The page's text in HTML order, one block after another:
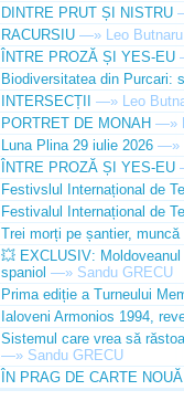
DINTRE PRUT ȘI NISTRU
RACURSIU —» Leo Butnaru
ÎNTRE PROZĂ ȘI YES-EU
Biodiversitatea din Purcari:
INTERSECȚII —» Leo
PORTRET DE MONAH —»
Luna Plina 29 iulie 2026 —»
ÎNTRE PROZĂ ȘI YES-EU
Festivslul Internațional de
Festivalul Internațional de
Trei morți pe șantier, muncă
💥 EXCLUSIV:
spaniol —» Sandu GRECU
Prima ediție a Turneului
Ialoveni Armonios 1994,
Sistemul care vrea să
—» Sandu GRECU
ÎN PRAG DE CARTE NOUĂ